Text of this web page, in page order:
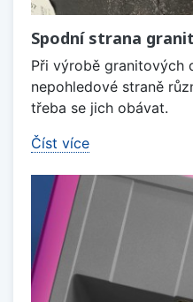
Spodní strana
Při výrobě granitových
nepohledové straně
třeba se jich obávat.
Číst více